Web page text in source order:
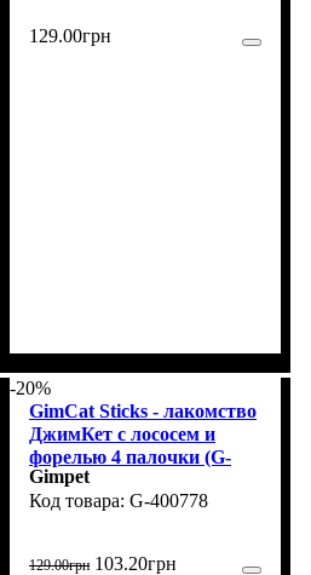
129.00грн
-20%
GimCat Sticks - лакомство
ДжимКет с лососем и
форелью 4 палочки (G-
400778)
Gimpet
G-400778
129.00грн 103.20грн